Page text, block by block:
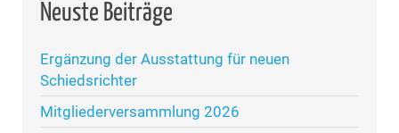
Neuste Beiträge
Ergänzung der Ausstattung für neuen
Schiedsrichter
Mitgliederversammlung 2026